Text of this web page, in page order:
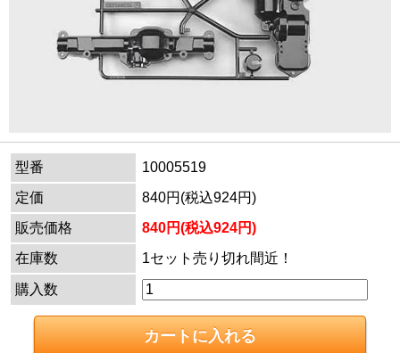
型番
10005519
定価
840円(税込924円)
販売価格
840円(税込924円)
在庫数
1セット売り切れ間近！
購入数